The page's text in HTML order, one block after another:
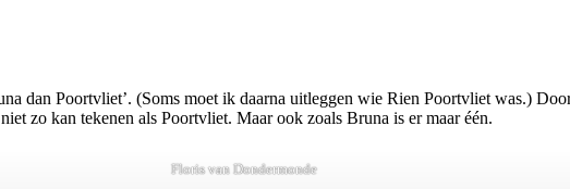
dan Poortvliet’. (Soms moet ik daarna uitleggen wie Rien Poortvliet was.)
zo kan tekenen als Poortvliet. Maar ook zoals Bruna is er maar één.
Floris van Dondermonde